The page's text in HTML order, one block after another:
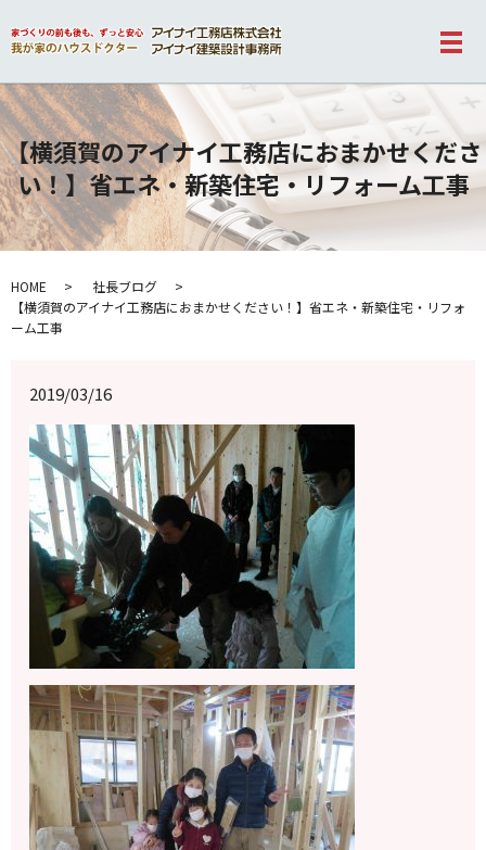
メ
【横須賀のアイナイ工務店におまかせくださ
い！】省エネ・新築住宅・リフォーム工事
HOME
社長ブログ
【横須賀のアイナイ工務店におまかせください！】省エネ・新築住宅・リフォ
ーム工事
2019/03/16